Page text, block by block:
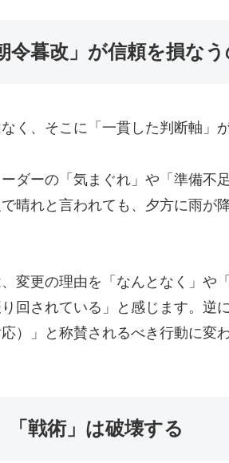
令暮改」が信頼を損な
く、そこに「一貫した判断軸」
ダーの「気まぐれ」や「準備不
晴れと言われても、夕方に雨
変更の理由を「なんとなく」
回されている」と感じます。
）」と称賛されるべき行動に
「戦術」は破壊する